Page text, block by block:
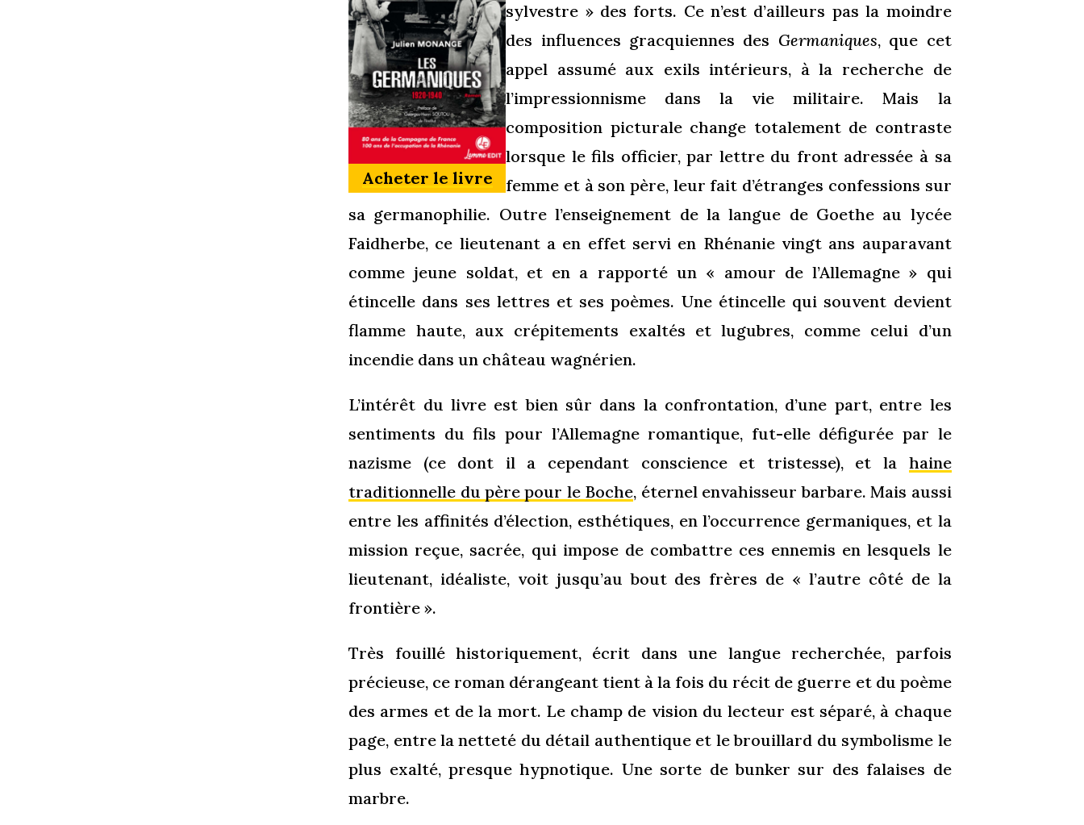
Acheter le livre
sylvestre » des forts. Ce n’est d’ailleurs pas la moindre
des influences gracquiennes des Germaniques, que cet
appel assumé aux exils intérieurs, à la recherche de
l’impressionnisme dans la vie militaire. Mais la
composition picturale change totalement de contraste
lorsque le fils officier, par lettre du front adressée à sa
femme et à son père, leur fait d’étranges confessions sur
sa germanophilie. Outre l’enseignement de la langue de Goethe au lycée
Faidherbe, ce lieutenant a en effet servi en Rhénanie vingt ans auparavant
comme jeune soldat, et en a rapporté un « amour de l’Allemagne » qui
étincelle dans ses lettres et ses poèmes. Une étincelle qui souvent devient
flamme haute, aux crépitements exaltés et lugubres, comme celui d’un
incendie dans un château wagnérien.
L’intérêt du livre est bien sûr dans la confrontation, d’une part, entre les
sentiments du fils pour l’Allemagne romantique, fut-elle défigurée par le
nazisme (ce dont il a cependant conscience et tristesse), et la haine
traditionnelle du père pour le Boche, éternel envahisseur barbare. Mais aussi
entre les affinités d’élection, esthétiques, en l’occurrence germaniques, et la
mission reçue, sacrée, qui impose de combattre ces ennemis en lesquels le
lieutenant, idéaliste, voit jusqu’au bout des frères de « l’autre côté de la
frontière ».
Très fouillé historiquement, écrit dans une langue recherchée, parfois
précieuse, ce roman dérangeant tient à la fois du récit de guerre et du poème
des armes et de la mort. Le champ de vision du lecteur est séparé, à chaque
page, entre la netteté du détail authentique et le brouillard du symbolisme le
plus exalté, presque hypnotique. Une sorte de bunker sur des falaises de
marbre.